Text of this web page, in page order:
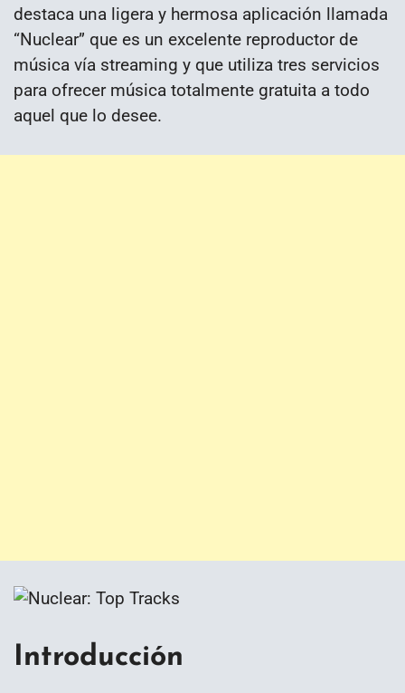
destaca una ligera y hermosa aplicación llamada
“Nuclear” que es un excelente reproductor de
música vía streaming y que utiliza tres servicios
para ofrecer música totalmente gratuita a todo
aquel que lo desee.
Introducción